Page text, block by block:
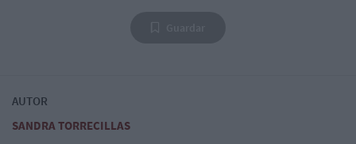
AUTOR
SANDRA TORRECILLAS